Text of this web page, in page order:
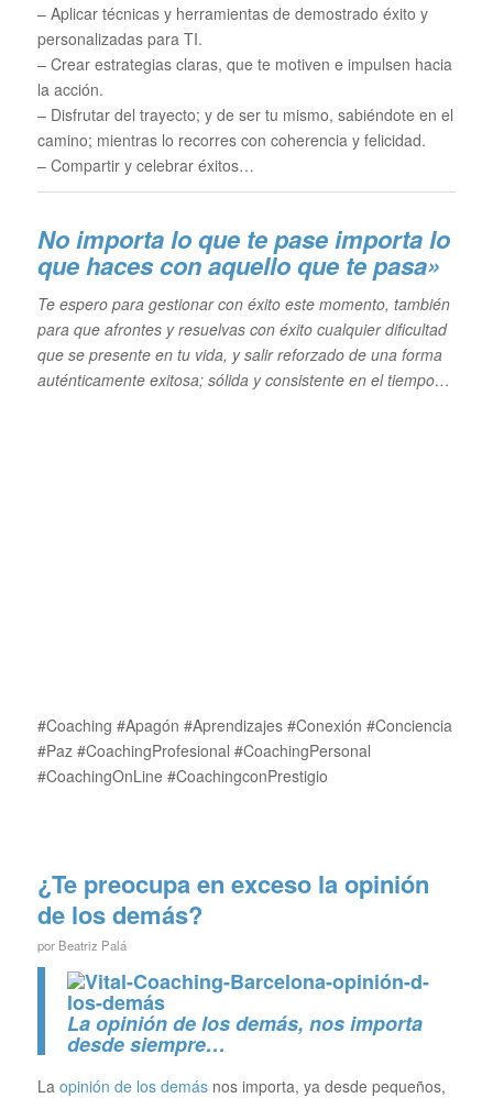
– Aplicar técnicas y herramientas de demostrado éxito y
personalizadas para TI.
– Crear estrategias claras, que te motiven e impulsen hacia
la acción.
– Disfrutar del trayecto; y de ser tu mismo, sabiéndote en el
camino; mientras lo recorres con coherencia y felicidad.
– Compartir y celebrar éxitos…
No importa lo que te pase importa lo
que haces con aquello que te pasa»
Te espero para gestionar con éxito este momento, también
para que afrontes y resuelvas con éxito cualquier dificultad
que se presente en tu vida, y salir reforzado de una forma
auténticamente exitosa; sólida y consistente en el tiempo…
#Coaching #Apagón #Aprendizajes #Conexión #Conciencia
#Paz #CoachingProfesional #CoachingPersonal
#CoachingOnLine #CoachingconPrestigio
¿Te preocupa en exceso la opinión
de los demás?
por Beatriz Palá
La opinión de los demás, nos importa
desde siempre…
La opinión de los demásnos importa, ya desde pequeños,